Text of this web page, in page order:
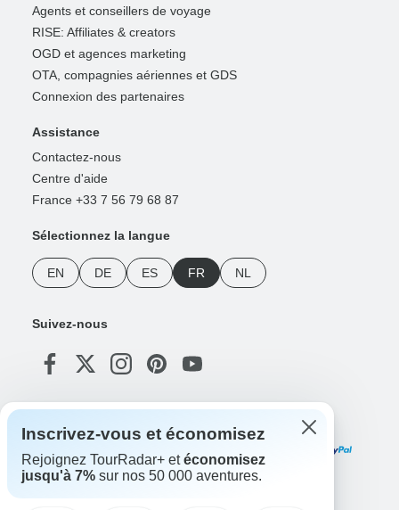
Agents et conseillers de voyage
RISE: Affiliates & creators
OGD et agences marketing
OTA, compagnies aériennes et GDS
Connexion des partenaires
Assistance
Contactez-nous
Centre d'aide
France +33 7 56 79 68 87
Sélectionnez la langue
EN DE ES FR NL
Suivez-nous
Inscrivez-vous et économisez
Rejoignez TourRadar+ etéconomisez
jusqu'à 7% sur nos 50 000 aventures.